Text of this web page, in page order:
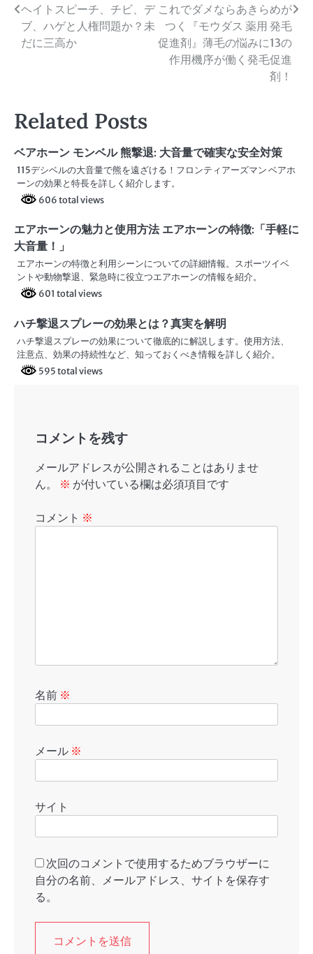
投
稿
ゲ
シ
ョ
ヘイトスピーチ、チビ、デ
ブ、ハゲと人権問題か？未
だに三高か
これでダメならあきらめが
つく『モウダス 薬用 発毛
促進剤』薄毛の悩みに13の
作用機序が働く発毛促進
剤！
Related Posts
ベアホーン モンベル 熊撃退: 大音量で確実な安全対策
115デシベルの大音量で熊を遠ざける！フロンティアーズマン ベアホ
ーンの効果と特長を詳しく紹介します。
606 total views
エアホーンの魅力と使用方法 エアホーンの特徴:「手軽に
大音量！」
エアホーンの特徴と利用シーンについての詳細情報。スポーツイベ
ントや動物撃退、緊急時に役立つエアホーンの情報を紹介。
601 total views
ハチ撃退スプレーの効果とは？真実を解明
ハチ撃退スプレーの効果について徹底的に解説します。使用方法、
注意点、効果の持続性など、知っておくべき情報を詳しく紹介。
595 total views
コメントを残す
メールアドレスが公開されることはありませ
ん。
※ が付いている欄は必須項目です
コメント ※
名前 ※
メール ※
サイト
次回のコメントで使用するためブラウザーに
自分の名前、メールアドレス、サイトを保存す
る。